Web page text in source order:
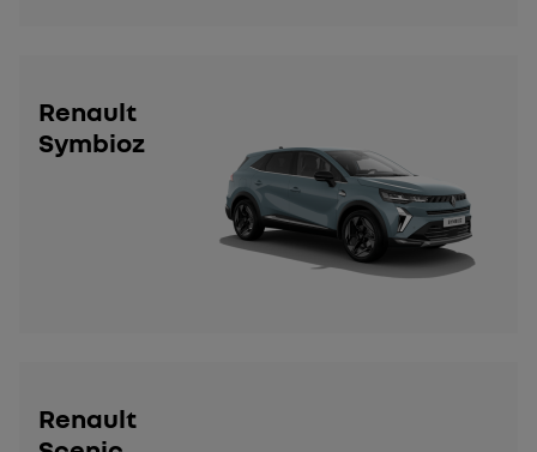
Renault
Symbioz
Renault